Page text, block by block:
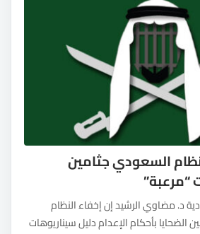
السعودي جثامين
“مرعبة”
د. مضاوي الرشيد إن إخفاء النظام
بأحكام الإعدام دليل سيناريوهات